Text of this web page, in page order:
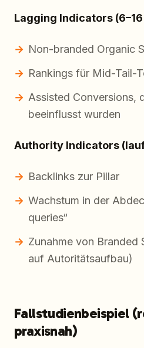
Lagging Indicators
Non-branded Organic
Rankings für Mid-Tail-
Assisted Conversions,
beeinflusst wurden
Authority Indicators
Backlinks zur Pillar
Wachstum in der
queries“
Zunahme von Branded
auf Autoritätsaufbau)
Fallstudienbeispiel
praxisnah)